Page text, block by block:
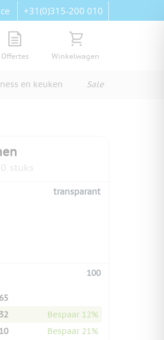
+31(0)315-200 010
View quote, Quote is empty
Offertes
Bekijk winkelwagen,
Winkelwagen
en keuken Sale
stuks
transparant
100
Bespaar 12%
Bespaar 21%